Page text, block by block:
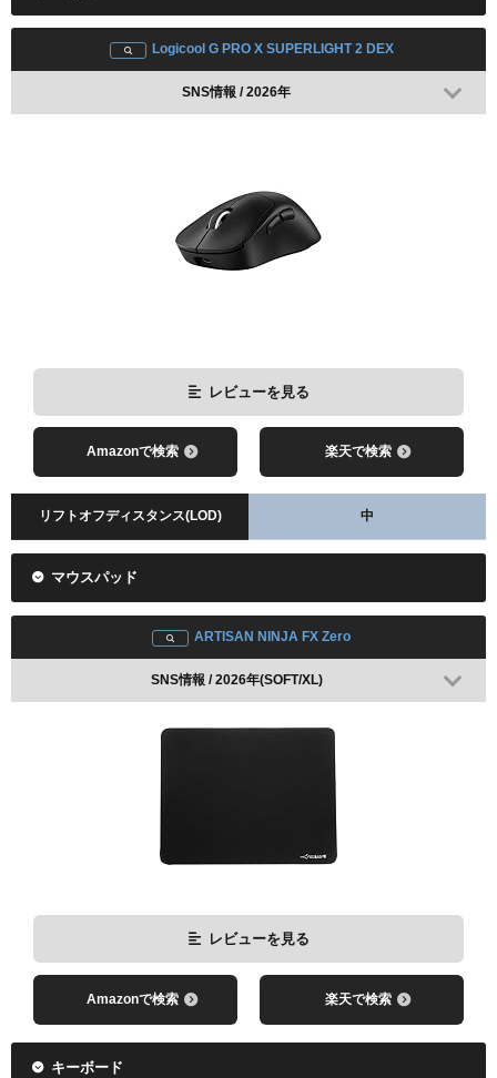
Logicool G PRO X SUPERLIGHT 2 DEX
SNS情報 / 2026年
レビューを見る
Amazonで検索 楽天で検索
リフトオフディスタンス(LOD) 中
マウスパッド
ARTISAN NINJA FX Zero
SNS情報 / 2026年(SOFT/XL)
レビューを見る
Amazonで検索 楽天で検索
キーボード